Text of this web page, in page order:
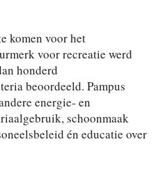
komen voor het
voor recreatie werd
honderd
beoordeeld. Pampus
energie- en
schoonmaak
én educatie over